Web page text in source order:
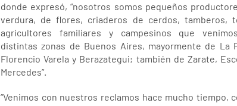
donde expresó, “nosotros somos pequeños
verdura, de flores, criaderos de cerdos, tamberos,
agricultores familiares y campesinos que
distintas zonas de Buenos Aires, mayormente de La
Florencio Varela y Berazategui; también de Zarate,
Mercedes”.
“Venimos con nuestros reclamos hace mucho tiempo,